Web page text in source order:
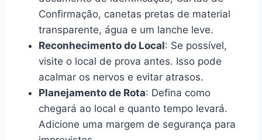
Confirmação, canetas pretas de material
transparente, água e um lanche leve.
Reconhecimento do Local: Se possível,
visite o local de prova antes. Isso pode
acalmar os nervos e evitar atrasos.
Planejamento de Rota: Defina como
chegará ao local e quanto tempo levará.
Adicione uma margem de segurança para